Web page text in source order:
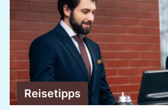
Reisetipps